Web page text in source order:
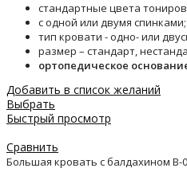
стандартные цвета
с одной или двумя спинками;
тип кровати - одно- или
размер – стандарт,
ортопедическое
Добавить в список желаний
Выбрать
Быстрый просмотр
Сравнить
Большая кровать с балдахином B-